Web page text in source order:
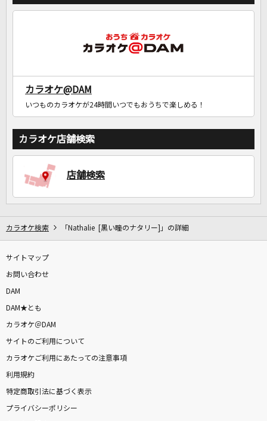
カラオケ@DAM
いつものカラオケが24時間いつでもおうちで楽しめる！
カラオケ店舗検索
店舗検索
カラオケ検索 「Nathalie [黒い瞳のナタリー]」の詳細
サイトマップ
お問い合わせ
DAM
DAM★とも
カラオケ＠DAM
サイトのご利用について
カラオケご利用にあたっての注意事項
利用規約
特定商取引法に基づく表示
プライバシーポリシー